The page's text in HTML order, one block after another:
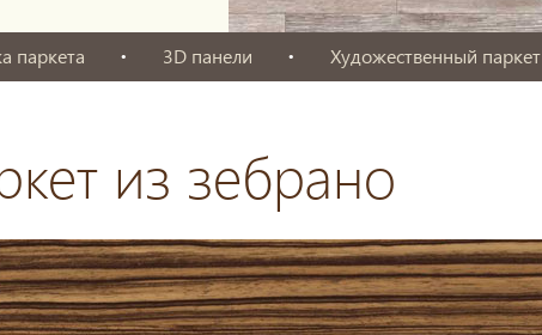
паркета 3D панели Художественный паркет
из зебрано